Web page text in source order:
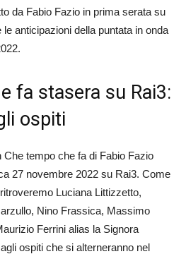
da Fabio Fazio in prima serata su
anticipazioni della puntata in onda
fa stasera su Rai3:
ospiti
Che tempo che fa di Fabio Fazio
27 novembre 2022 su Rai3. Come
Luciana Littizzetto,
Nino Frassica, Massimo
Ferrini alias la Signora
ospiti che si alterneranno nel